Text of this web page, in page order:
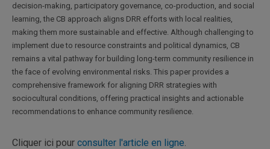
decision-making, participatory governance, co-production, and social
learning, the CB approach aligns DRR efforts with local realities,
making them more sustainable and effective. Although challenging to
implement due to resource constraints and political dynamics, CB
remains a vital pathway for building long-term community resilience in
the face of evolving environmental risks. This paper provides a
comprehensive framework for aligning DRR strategies with
sociocultural conditions, offering practical insights and actionable
recommendations to enhance community resilience.
Cliquer ici pour consulter l'article en ligne.